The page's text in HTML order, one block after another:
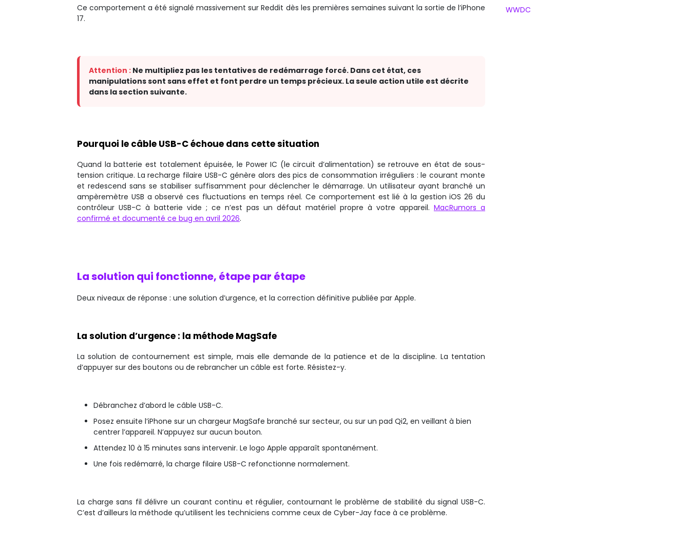
Ce comportement a été signalé massivement sur Reddit dès les premières semaines suivant la sortie de l’iPhone
17.
Attention : Ne multipliez pas les tentatives de redémarrage forcé. Dans cet état, ces
manipulations sont sans effet et font perdre un temps précieux. La seule action utile est décrite
dans la section suivante.
Pourquoi le câble USB-C échoue dans cette situation
Quand la batterie est totalement épuisée, le Power IC (le circuit d’alimentation) se retrouve en état de sous-
tension critique. La recharge filaire USB-C génère alors des pics de consommation irréguliers : le courant monte
et redescend sans se stabiliser suffisamment pour déclencher le démarrage. Un utilisateur ayant branché un
ampèremètre USB a observé ces fluctuations en temps réel. Ce comportement est lié à la gestion iOS 26 du
contrôleur USB-C à batterie vide ; ce n’est pas un défaut matériel propre à votre appareil. MacRumors a
confirmé et documenté ce bug en avril 2026.
La solution qui fonctionne, étape par étape
Deux niveaux de réponse : une solution d’urgence, et la correction définitive publiée par Apple.
La solution d’urgence : la méthode MagSafe
La solution de contournement est simple, mais elle demande de la patience et de la discipline. La tentation
d’appuyer sur des boutons ou de rebrancher un câble est forte. Résistez-y.
Débranchez d’abord le câble USB-C.
Posez ensuite l’iPhone sur un chargeur MagSafe branché sur secteur, ou sur un pad Qi2, en veillant à bien
centrer l’appareil. N’appuyez sur aucun bouton.
Attendez 10 à 15 minutes sans intervenir. Le logo Apple apparaît spontanément.
Une fois redémarré, la charge filaire USB-C refonctionne normalement.
La charge sans fil délivre un courant continu et régulier, contournant le problème de stabilité du signal USB-C.
C’est d’ailleurs la méthode qu’utilisent les techniciens comme ceux de Cyber-Jay face à ce problème.
WWDC